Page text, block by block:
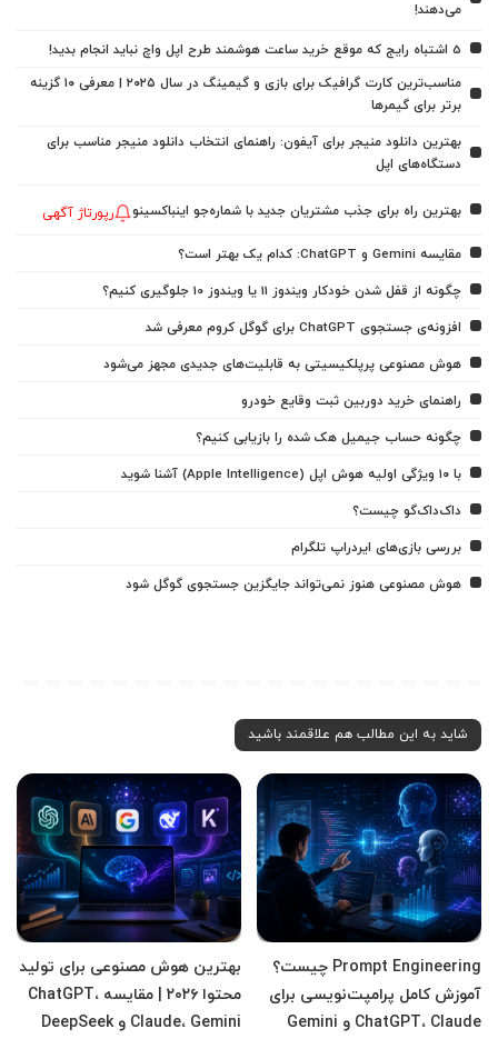
می‌دهند!
5 اشتباه رایج که موقع خرید ساعت هوشمند طرح اپل واچ نباید انجام بدید!
مناسب‌ترین کارت گرافیک برای بازی و گیمینگ در سال ۲۰۲۵ | معرفی ۱۰ گزینه
برتر برای گیمرها
بهترین دانلود منیجر برای آیفون: راهنمای انتخاب دانلود منیجر مناسب برای
دستگاه‌های اپل
بهترین راه برای جذب مشتریان جدید با شماره‌جو اینباکسینو رپورتاژ آگهی
مقایسه Gemini و ChatGPT: کدام یک بهتر است؟
چگونه از قفل شدن خودکار ویندوز 11 یا ویندوز 10 جلوگیری کنیم؟
افزونه‌ی جستجوی ChatGPT برای گوگل کروم معرفی شد
هوش مصنوعی پرپلکیسیتی به قابلیت‌های جدیدی مجهز می‌شود
راهنمای خرید دوربین ثبت وقایع خودرو
چگونه حساب جیمیل هک شده را بازیابی کنیم؟
با ۱۰ ویژگی اولیه هوش اپل (Apple Intelligence) آشنا شوید
داک‌داک‌گو چیست؟
بررسی بازی‌های ایردراپ تلگرام
هوش مصنوعی هنوز نمی‌تواند جایگزین جستجوی گوگل شود
شاید به این مطالب هم علاقمند باشید
Prompt Engineering چیست؟
آموزش کامل پرامپت‌نویسی برای
ChatGPT، Claude و Gemini
بهترین هوش مصنوعی برای تولید
محتوا ۲۰۲۶ | مقایسه ChatGPT،
Claude، Gemini و DeepSeek